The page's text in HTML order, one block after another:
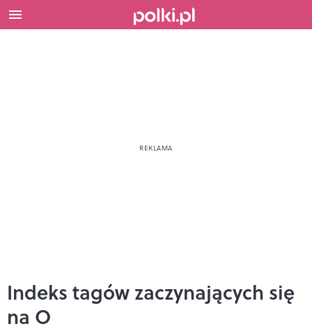
Indeks tagów zaczynających się
na O